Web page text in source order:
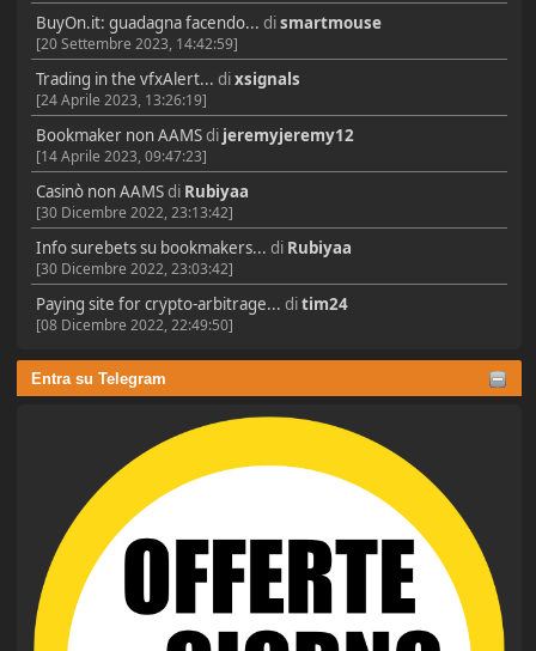
BuyOn.it: guadagna facendo... dismartmouse
[20 Settembre 2023, 14:42:59]
Trading in the vfxAlert... dixsignals
[24 Aprile 2023, 13:26:19]
Bookmaker non AAMSdi jeremyjeremy12
[14 Aprile 2023, 09:47:23]
Casinò non AAMSdi Rubiyaa
[30 Dicembre 2022, 23:13:42]
Info surebets su bookmakers... di Rubiyaa
[30 Dicembre 2022, 23:03:42]
Paying site for crypto-arbitrage... ditim24
[08 Dicembre 2022, 22:49:50]
Entra su Telegram